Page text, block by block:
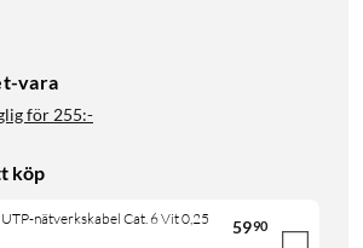
vara
för255:-
köp
nätverkskabel Cat. 6 Vit 0,25
5990